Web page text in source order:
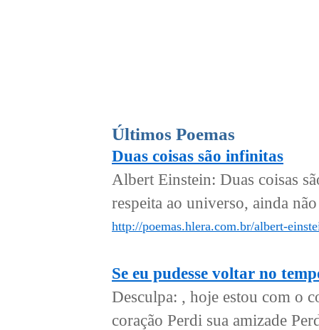
Últimos Poemas
Duas coisas são infinitas
Albert Einstein: Duas coisas
respeita ao universo, ainda
http://poemas.hlera.com.br/albert-
Se eu pudesse voltar no
Desculpa: , hoje estou com o
coração Perdi sua amizade